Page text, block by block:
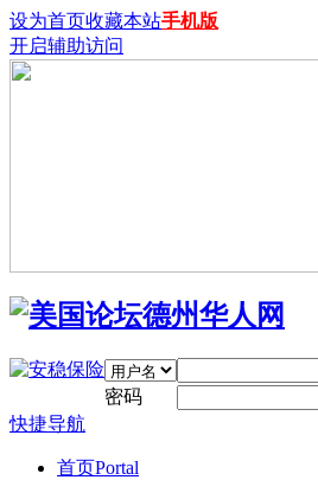
设为首页收藏本站手机版
开启辅助访问
密码
快捷导航
首页Portal